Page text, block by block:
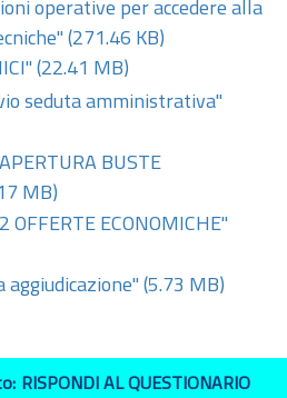
operative per accedere alla
(271.46 KB)
(22.41 MB)
seduta amministrativa"
BUSTE
MB)
OFFERTE ECONOMICHE"
aggiudicazione" (5.73 MB)
RISPONDI AL QUESTIONARIO